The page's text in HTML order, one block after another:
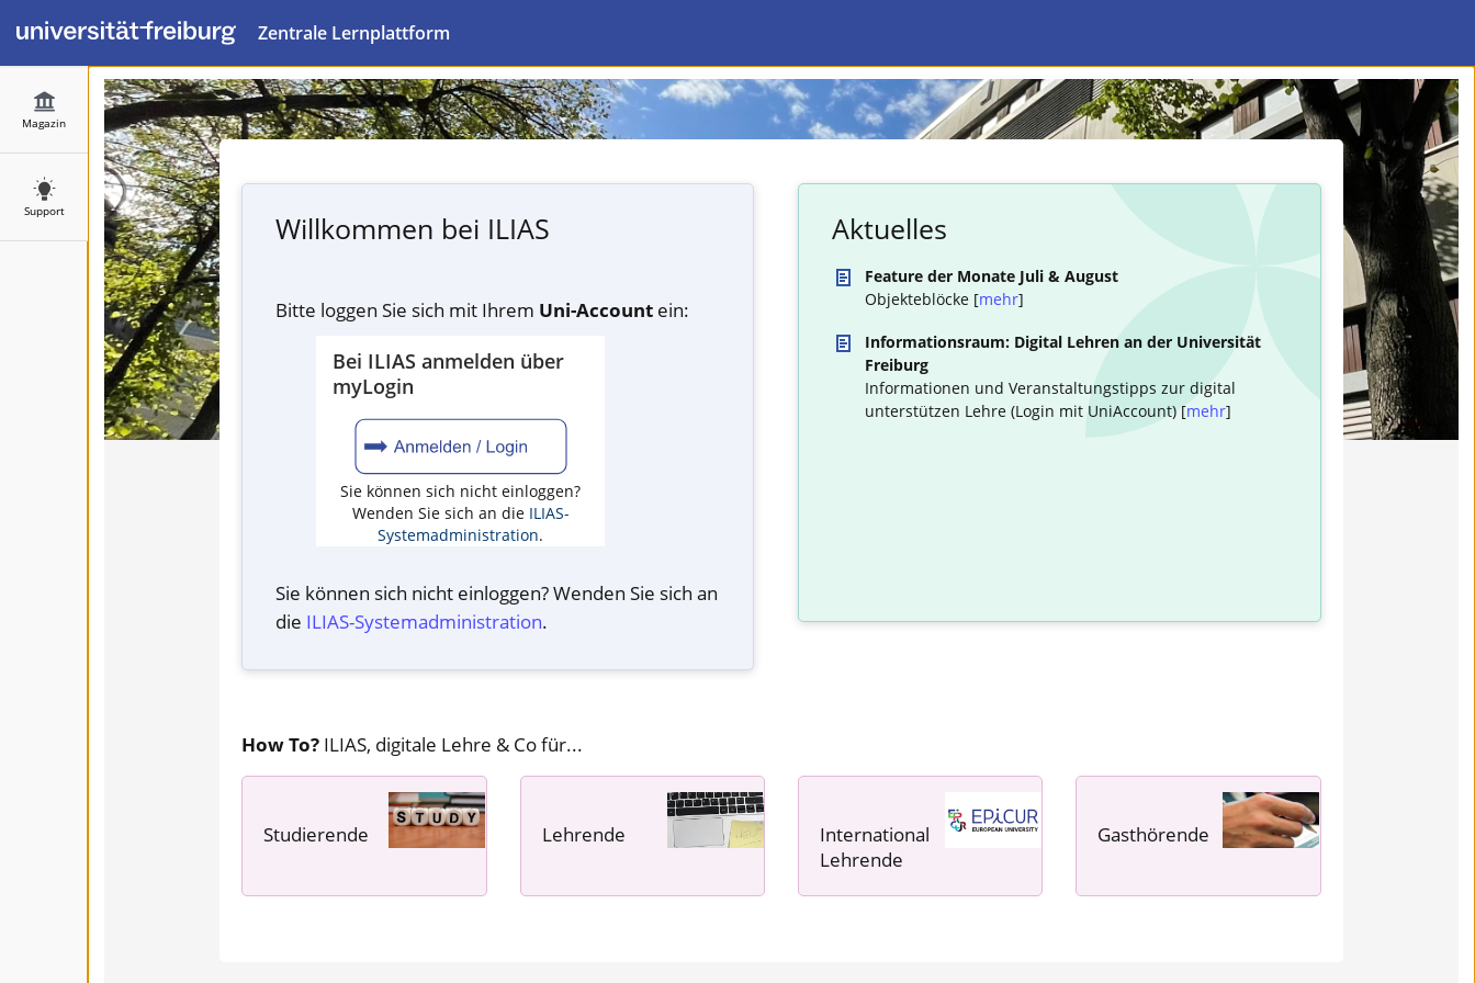
Zentrale Lernplattform
Magazin
Support
Willkommen bei ILIAS
Bitte loggen Sie sich mit Ihrem Uni-Account ein:
Bei ILIAS anmelden über
myLogin
Sie können sich nicht einloggen?
Wenden Sie sich an die ILIAS-
Systemadministration.
Sie können sich nicht einloggen? Wenden Sie sich an
die ILIAS-System­administration.
Aktuelles
Feature der Monate Juli & August
Objekteblöcke [mehr]
Informationsraum: Digital Lehren an der Universität
Freiburg
Informationen und Veranstaltungstipps zur digital
unterstützen Lehre (Login mit UniAccount) [mehr]
How To? ILIAS, digitale Lehre & Co für...
Studierende
Lehrende
International
Lehrende
Gasthörende